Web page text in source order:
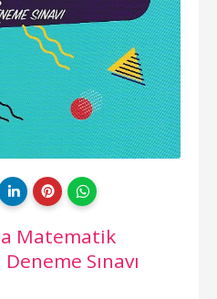
Matematik
Sınavı